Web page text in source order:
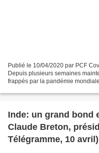
Publié le 10/04/2020 par PCF
Depuis plusieurs semaines
frappés par la pandémie
Inde: un grand bond
Claude Breton,
Télégramme, 10 avril)